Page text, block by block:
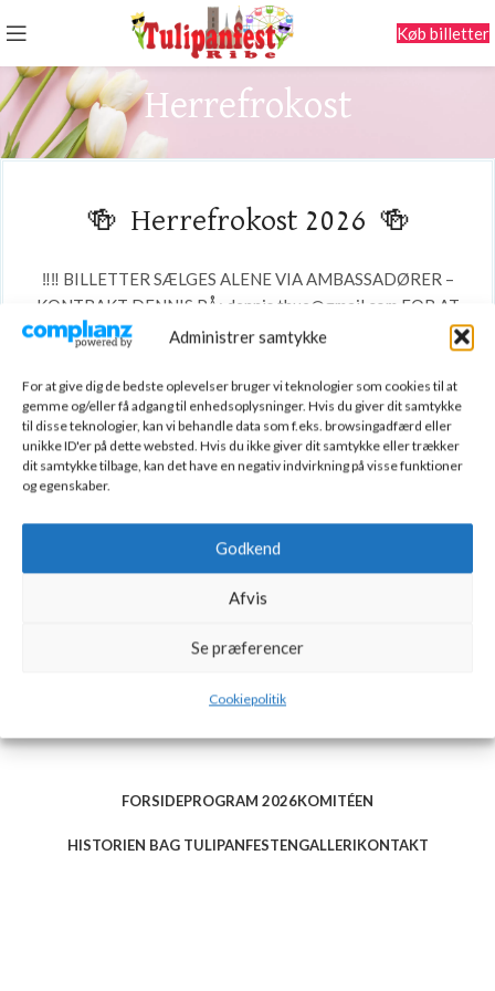
Administrer samtykke
For at give dig de bedste oplevelser bruger vi teknologier som cookies til at
gemme og/eller få adgang til enhedsoplysninger. Hvis du giver dit samtykke
til disse teknologier, kan vi behandle data som f.eks. browsingadfærd eller
unikke ID'er på dette websted. Hvis du ikke giver dit samtykke eller trækker
dit samtykke tilbage, kan det have en negativ indvirkning på visse funktioner
og egenskaber.
Godkend
Afvis
Se præferencer
Cookiepolitik
Køb billetter
Herrefrokost
🍻 Herrefrokost 2026 🍻
‼️‼️ BILLETTER SÆLGES ALENE VIA AMBASSADØRER –
KONTRAKT DENNIS PÅ: dennis.thue@gmail.com FOR AT
HØRE NÆRMERE ‼️‼️
FORSIDEPROGRAM 2026KOMITÉEN
HISTORIEN BAG TULIPANFESTENGALLERIKONTAKT